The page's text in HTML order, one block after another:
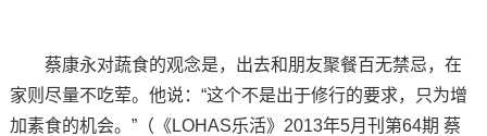
蔡康永对蔬食的观念是，出去和朋友聚餐百无禁忌，在
家则尽量不吃荤。他说：“这个不是出于修行的要求，只为增
加素食的机会。”（《LOHAS乐活》2013年5月刊第64期 蔡